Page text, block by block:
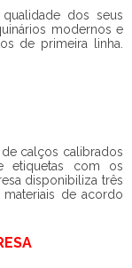
dos seus
modernos e
de primeira linha.
calços calibrados
etiquetas com os
disponibiliza três
de acordo